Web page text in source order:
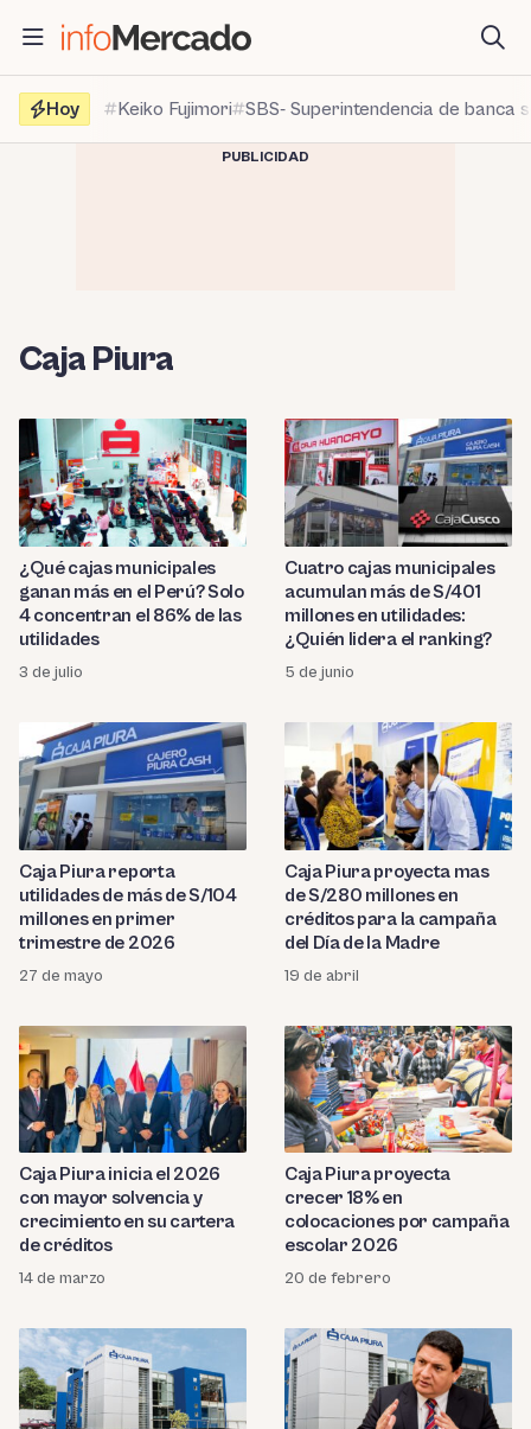
contenido
Hoy
Keiko Fujimori SBS- Superintendencia de banca
PUBLICIDAD
Caja Piura
¿Qué cajas municipales
ganan más en el Perú? Solo
4 concentran el 86% de las
utilidades
3 de julio
Cuatro cajas municipales
acumulan más de S/401
millones en utilidades:
¿Quién lidera el ranking?
5 de junio
Caja Piura reporta
utilidades de más de S/104
millones en primer
trimestre de 2026
27 de mayo
Caja Piura proyecta mas
de S/280 millones en
créditos para la campaña
del Día de la Madre
19 de abril
Caja Piura inicia el 2026
con mayor solvencia y
crecimiento en su cartera
de créditos
14 de marzo
Caja Piura proyecta
crecer 18% en
colocaciones por campaña
escolar 2026
20 de febrero